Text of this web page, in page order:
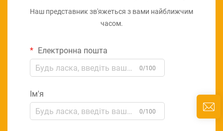
Наш представник зв'яжеться з вами найближчим
часом.
Електронна пошта
0/100
Ім'я
0/100